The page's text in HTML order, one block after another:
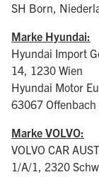
SH Born,
Marke Hyundai:
Hyundai Import
14, 1230 Wien
Hyundai Motor
63067
Marke VOLVO:
VOLVO CAR
1/A/1, 2320